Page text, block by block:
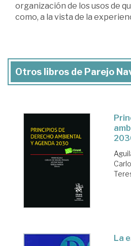
organización de los usos de
como, a la vista de la
Otros libros de Parejo
La